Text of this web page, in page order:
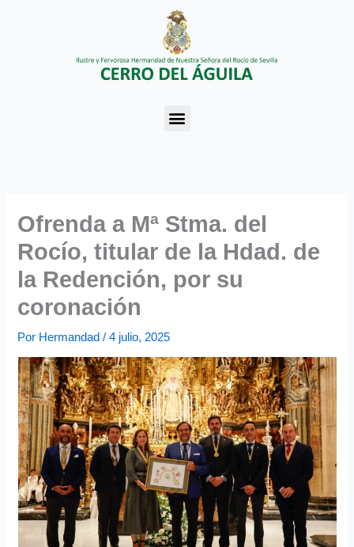
Menu
Ofrenda a Mª Stma. del
Rocío, titular de la Hdad. de
la Redención, por su
coronación
Por Hermandad/4 julio, 2025